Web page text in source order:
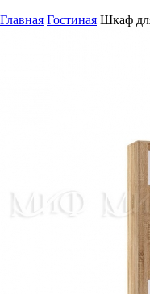
Главная Гостиная Шкаф